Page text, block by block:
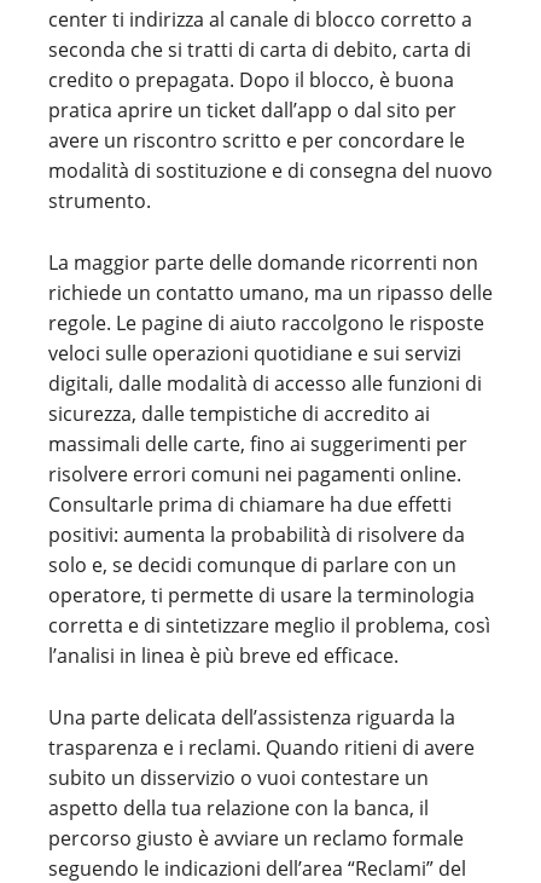
center ti indirizza al canale di blocco corretto a
seconda che si tratti di carta di debito, carta di
credito o prepagata. Dopo il blocco, è buona
pratica aprire un ticket dall’app o dal sito per
avere un riscontro scritto e per concordare le
modalità di sostituzione e di consegna del nuovo
strumento.
La maggior parte delle domande ricorrenti non
richiede un contatto umano, ma un ripasso delle
regole. Le pagine di aiuto raccolgono le risposte
veloci sulle operazioni quotidiane e sui servizi
digitali, dalle modalità di accesso alle funzioni di
sicurezza, dalle tempistiche di accredito ai
massimali delle carte, fino ai suggerimenti per
risolvere errori comuni nei pagamenti online.
Consultarle prima di chiamare ha due effetti
positivi: aumenta la probabilità di risolvere da
solo e, se decidi comunque di parlare con un
operatore, ti permette di usare la terminologia
corretta e di sintetizzare meglio il problema, così
l’analisi in linea è più breve ed efficace.
Una parte delicata dell’assistenza riguarda la
trasparenza e i reclami. Quando ritieni di avere
subito un disservizio o vuoi contestare un
aspetto della tua relazione con la banca, il
percorso giusto è avviare un reclamo formale
seguendo le indicazioni dell’area “Reclami” del